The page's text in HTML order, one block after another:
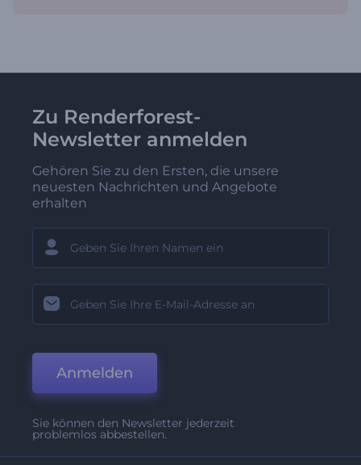
Zu Renderforest-
Newsletter anmelden
Gehören Sie zu den Ersten, die unsere
neuesten Nachrichten und Angebote
erhalten
Anmelden
Sie können den Newsletter jederzeit
problemlos abbestellen.